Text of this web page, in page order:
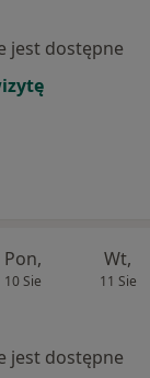
jest dostępne
Pon,
10 Sie
Wt,
11 Sie
jest dostępne